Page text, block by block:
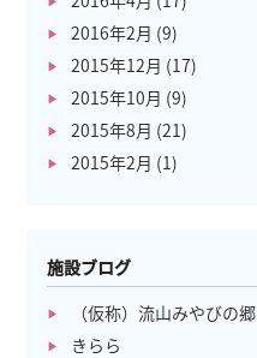
2016年2月 (9)
2015年12月 (17)
2015年10月 (9)
2015年8月 (21)
2015年2月 (1)
施設ブログ
（仮称）流山みやびの郷
きらら